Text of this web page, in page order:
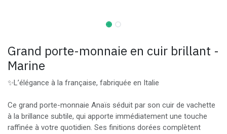
Grand porte-monnaie en cuir brillant -
Marine
✨L’élégance à la française, fabriquée en Italie
Ce grand porte-monnaie Anaïs séduit par son cuir de vachette
à la brillance subtile, qui apporte immédiatement une touche
raffinée à votre quotidien. Ses finitions dorées complètent